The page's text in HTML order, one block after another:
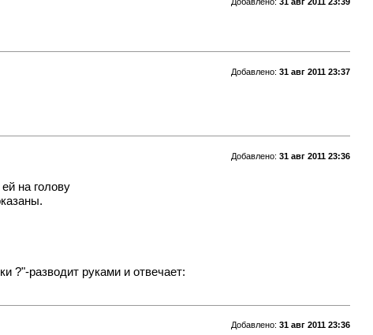
Добавлено: 31 авг 2011 23:37
Добавлено: 31 авг 2011 23:36
на голову
?"-разводит руками и отвечает:
Добавлено: 31 авг 2011 23:36